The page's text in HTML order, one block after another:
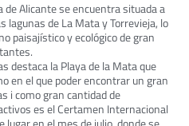
de Alicante se encuentra situada a
lagunas de La Mata y Torrevieja, lo
paisajístico y ecológico de gran
destaca la Playa de la Mata que
en el que poder encontrar un gran
i como gran cantidad de
es el Certamen Internacional